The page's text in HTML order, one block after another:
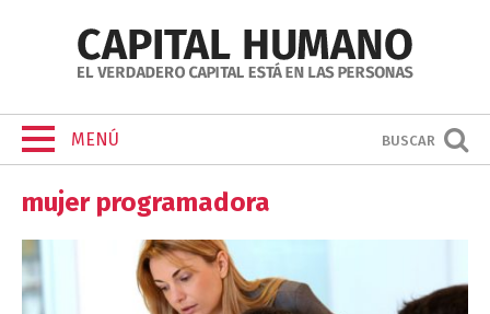
MENÚ BUSCAR
mujer programadora